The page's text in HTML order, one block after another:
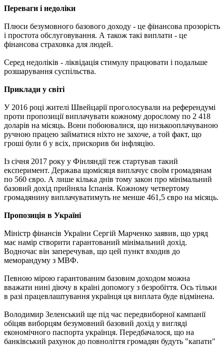
Переваги і недоліки
Плюси безумовного базового доходу - це фінансова прозорість
і простота обслуговування. А також такі виплати - це
фінансова страховка для людей.
Серед недоліків - ліквідація стимулу працювати і подальше
розшарування суспільства.
Приклади у світі
У 2016 році жителі Швейцарії проголосували на референдумі
проти пропозиції виплачувати кожному дорослому по 2 418
доларів на місяць. Вони побоювалися, що низькооплачуваною
ручною працею займатися ніхто не захоче, а той факт, що
гроші були б у всіх, прискорив би інфляцію.
Із січня 2017 року у Фінляндії теж стартував такий
експеримент. Держава щомісяця виплачує своїм громадянам
по 560 євро. А лише кілька днів тому закон про мінімальний
базовий дохід прийняла Іспанія. Кожному четвертому
громадянину виплачуватимуть не менше 461,5 євро на місяць.
Пропозиція в Україні
Міністр фінансів України Сергій Марченко заявив, що уряд
має намір створити гарантований мінімальний дохід.
Водночас він заперечував, що цей пункт входив до
меморандуму з МВФ.
Певною мірою гарантованим базовим доходом можна
вважати нині діючу в країні допомогу з безробіття. Ось тільки
в разі працевлаштування українця ця виплата буде відмінена.
Володимир Зеленський ще під час передвиборної кампанії
обіцяв виборцям безумовний базовий дохід у вигляді
економічного паспорта українця. Передбачалося, що на
банківський рахунок до повноліття громадян будуть "капати"